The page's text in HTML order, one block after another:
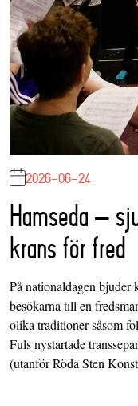
2026-06-24
Hamseda –
krans för fred
På nationaldagen bjuder
besökarna till en
olika traditioner såsom
Fuls nystartade
(utanför Röda Sten